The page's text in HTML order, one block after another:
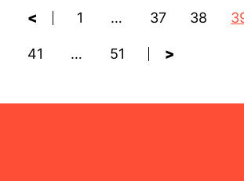
< 1 … 37 38
41 … 51 >